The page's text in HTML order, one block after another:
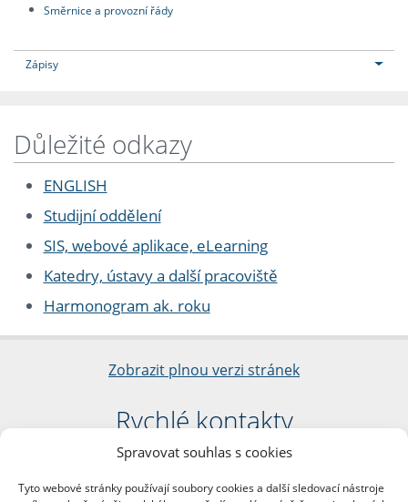
Spravovat souhlas s cookies
Tyto webové stránky používají soubory cookies a další sledovací nástroje
Směrnice a provozní řády
Zápisy
Důležité odkazy
ENGLISH
Studijní oddělení
SIS, webové aplikace, eLearning
Katedry, ústavy a další pracoviště
Harmonogram ak. roku
Zobrazit plnou verzi stránek
Rychlé kontakty
Filozofická fakulta
nám. Jana Palacha 1/2